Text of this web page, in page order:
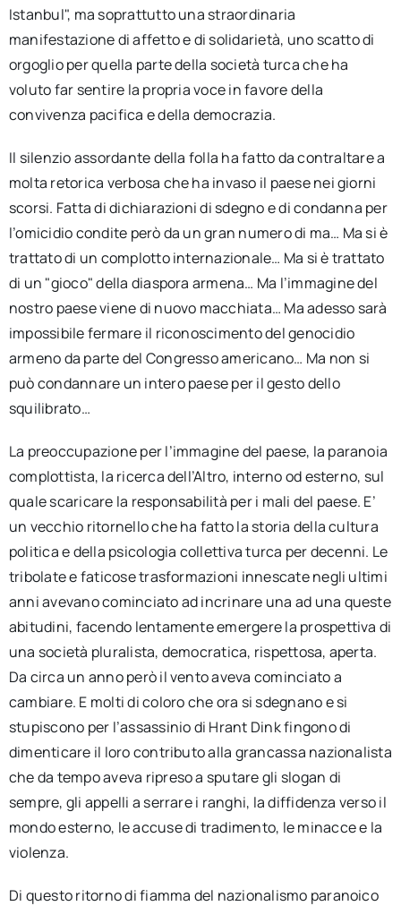
Istanbul", ma soprattutto una straordinaria
manifestazione di affetto e di solidarietà, uno scatto di
orgoglio per quella parte della società turca che ha
voluto far sentire la propria voce in favore della
convivenza pacifica e della democrazia.
Il silenzio assordante della folla ha fatto da contraltare a
molta retorica verbosa che ha invaso il paese nei giorni
scorsi. Fatta di dichiarazioni di sdegno e di condanna per
l’omicidio condite però da un gran numero di ma… Ma si è
trattato di un complotto internazionale… Ma si è trattato
di un "gioco" della diaspora armena… Ma l’immagine del
nostro paese viene di nuovo macchiata… Ma adesso sarà
impossibile fermare il riconoscimento del genocidio
armeno da parte del Congresso americano… Ma non si
può condannare un intero paese per il gesto dello
squilibrato…
La preoccupazione per l’immagine del paese, la paranoia
complottista, la ricerca dell’Altro, interno od esterno, sul
quale scaricare la responsabilità per i mali del paese. E’
un vecchio ritornello che ha fatto la storia della cultura
politica e della psicologia collettiva turca per decenni. Le
tribolate e faticose trasformazioni innescate negli ultimi
anni avevano cominciato ad incrinare una ad una queste
abitudini, facendo lentamente emergere la prospettiva di
una società pluralista, democratica, rispettosa, aperta.
Da circa un anno però il vento aveva cominciato a
cambiare. E molti di coloro che ora si sdegnano e si
stupiscono per l’assassinio di Hrant Dink fingono di
dimenticare il loro contributo alla grancassa nazionalista
che da tempo aveva ripreso a sputare gli slogan di
sempre, gli appelli a serrare i ranghi, la diffidenza verso il
mondo esterno, le accuse di tradimento, le minacce e la
violenza.
Di questo ritorno di fiamma del nazionalismo paranoico